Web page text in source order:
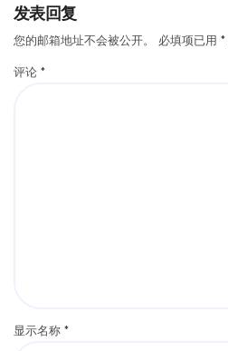
发表回复
您的邮箱地址不会被公开。 必填项已用 *
评论 *
显示名称 *